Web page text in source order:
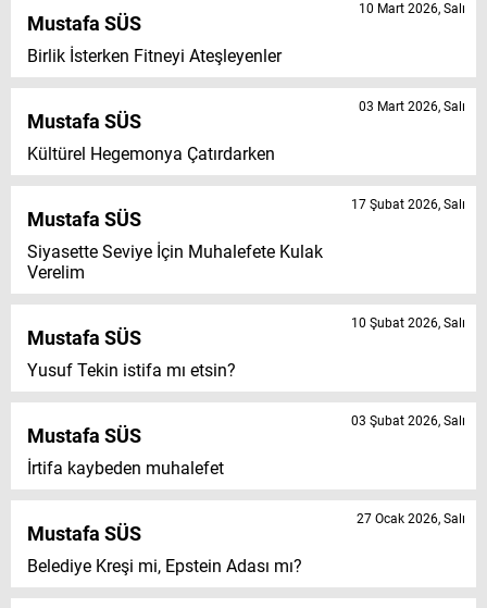
Mustafa SÜS
Birlik İsterken Fitneyi Ateşleyenler
10 Mart 2026, Salı
Mustafa SÜS
Kültürel Hegemonya Çatırdarken
03 Mart 2026, Salı
Mustafa SÜS
Siyasette Seviye İçin Muhalefete Kulak
Verelim
17 Şubat 2026, Salı
Mustafa SÜS
Yusuf Tekin istifa mı etsin?
10 Şubat 2026, Salı
Mustafa SÜS
İrtifa kaybeden muhalefet
03 Şubat 2026, Salı
Mustafa SÜS
Belediye Kreşi mi, Epstein Adası mı?
27 Ocak 2026, Salı